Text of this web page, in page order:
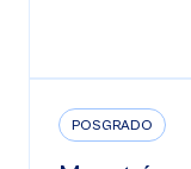
POSGRADO